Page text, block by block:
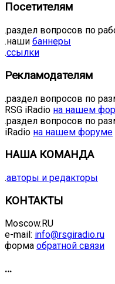
Посетителям
.раздел вопросов по
.наши баннеры
.ссылки
Рекламодателям
.раздел вопросов по
RSG iRadio на нашем
.раздел вопросов по
iRadio на нашем форуме
НАША КОМАНДА
.авторы и редакторы
КОНТАКТЫ
Moscow.RU
e-mail: info@rsgiradio.ru
форма обратной связи
…